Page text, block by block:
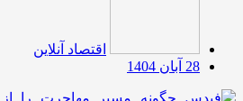
اقتصاد آنلاین
28 آبان 1404